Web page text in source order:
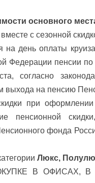
основного
с сезонной
на день оплаты
Федерации пенсии
согласно
выхода на пенсию
при
фонда
Люкс,
В ОФИСАХ,